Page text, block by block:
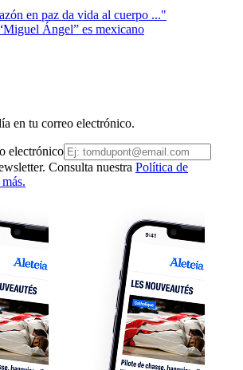
en paz da vida al cuerpo ..."
Ángel” es mexicano
en tu correo electrónico.
electrónico
Consulta nuestra Política de